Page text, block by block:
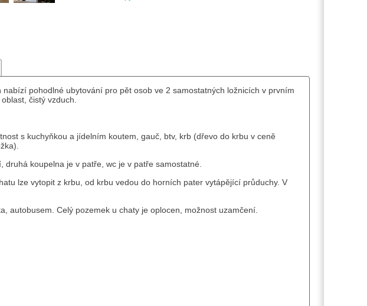
pohodlné ubytování pro pět osob ve 2 samostatných ložnicích v prvním
čistý vzduch.
s kuchyňkou a jídelním koutem, gauč, btv, krb (dřevo do krbu v ceně
koupelna je v patře, wc je v patře samostatné.
lze vytopit z krbu, od krbu vedou do horních pater vytápějící průduchy. V
autobusem. Celý pozemek u chaty je oplocen, možnost uzamčení.